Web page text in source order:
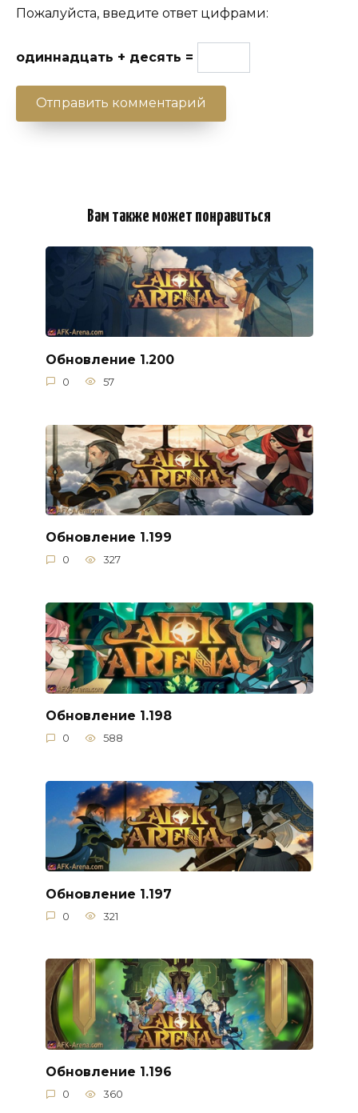
Пожалуйста, введите ответ цифрами:
одиннадцать + десять =
Вам также может понравиться
Обновление 1.200
0 57
Обновление 1.199
0 327
Обновление 1.198
0 588
Обновление 1.197
0 321
Обновление 1.196
0 360